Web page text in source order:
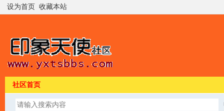
设为首页 收藏本站
社区首页